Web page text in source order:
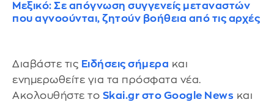
Μεξικό: Σε απόγνωση συγγενείς μεταναστών
που αγνοούνται, ζητούν βοήθεια από τις αρχές
Διαβάστε τις Ειδήσεις σήμερα και
ενημερωθείτε για τα πρόσφατα νέα.
Ακολουθήστε το Skai.gr στο Google News και